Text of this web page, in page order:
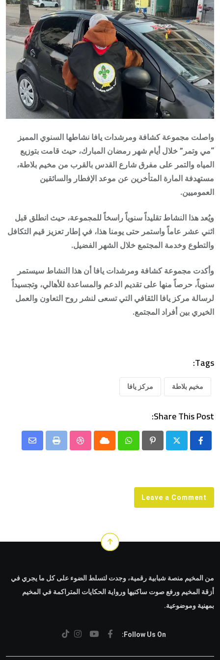
واصلت مجموعة كشافة ومرشدات يافا نشاطها السنوي المميز
“مي وتمر” خلال أيام شهر رمضان المبارك، حيث قامت بتوزيع
المياه والتمر على مفرق شارع القدس بالقرب من مخيم بلاطة،
مستهدفة المارة المتأخرين عن موعد الإفطار والسائقين
العموميين.
ويُعد هذا النشاط تقليداً سنوياً راسخاً للمجموعة، حيث انطلق قبل
اثني عشر عاماً واستمر حتى يومنا هذا، في إطار تعزيز قيم التكافل
والتطوع وخدمة المجتمع خلال الشهر الفضيل.
وأكدت مجموعة كشافة ومرشدات يافا أن هذا النشاط سيستمر
سنوياً، حرصاً منها على تقديم الدعم والمساعدة للأهالي، وتجسيداً
لرسالة مركز يافا الثقافي التي تسعى لنشر روح التعاون والعمل
الخيري بين أفراد المجتمع.
Tags:
مخيم بلاطة مركز يافا
Share This Post:
Pinterest
Whatsapp
Cloud
StumbleUpon
Print
Share
Leave a Comment
من المخيم منصة شبابية رقمية، وجدت لتسلط الضوء على كل ما يجري في
أزقة المخيم ورفع صوت ساكنيها ورواية الحكايات المتراكمة في المخيم
بمهنية وموضوعية.
Follow Us On: